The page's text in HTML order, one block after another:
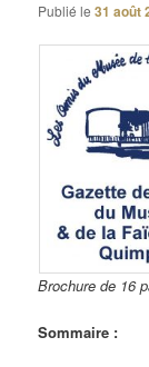
Publié le31 août
Brochure de 16
Sommaire :